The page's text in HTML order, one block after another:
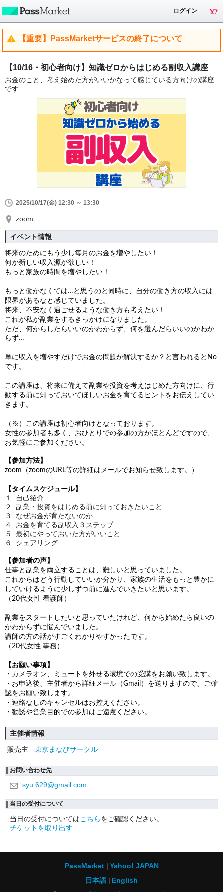
ログイン
【重要】PassMarketサービスの終了について
【10/16・初心者向け】知識ゼロからはじめる副収入講座
お金のこと、考え始めた方がいいかなって感じている方向けの講座
です
2025/10/17(金) 12:30 ～ 13:30
zoom
イベント情報
将来のためにもう少し毎月のお金を増やしたい！
何か新しい収入源が欲しい！
もっと家族の時間を増やしたい！
もっと働かなくては…と思うのと同時に、自分の働き方の収入には
限界があるなと感じていました。
将来、不安なく過ごせるような働き方も考えたい！
これが私が副業をするきっかけになりました。
ただ、何からしたらいいのかわからず、何を選んだらいいのかわか
らず…
単に収入を増やすだけでお金の問題が解決するか？と言われるとNo
です。
この講座は、将来に備えて副業や投資を考えはじめた方向けに、行
動する前に知っておいてほしいお金を育てるヒントをお伝えしてい
きます。
（※）この講座は初心者向けとなっております。
女性の参加者も多く、おひとりでの参加の方がほとんどですので、
お気軽にご参加ください。
【参加方法】
zoom（zoomのURL等の詳細はメールでお知らせ致します。）
【タイムスケジュール】
１. 自己紹介
２. 副業・投資をはじめる前に知っておきたいこと
３. なぜお金が育たないのか
４. お金を育てる副収入３ステップ
５. 最初にやっておいた方がいいこと
６. シェアリング
【参加者の声】
仕事と副業を両立することは、難しいと思っていました。
これからはどう行動していいか分かり、家族の生活をもっと豊かに
していけるように少しずつ前に進んでいきたいと思います。
（20代女性 看護師）
副業をスタートしたいと思っていたけれど、何から始めたら良いの
かわからずに悩んでいました。
講師の方の話がすごくわかりやすかったです。
（20代女性 事務）
【お願い事項】
・カメラオン、ミュートを外せる環境での受講をお願い致します。
・お申込後、主催者から詳細メール（Gmail）を送りますので、ご確
認をお願い致します。
・連絡なしのキャンセルはお控えください。
・勧誘や営業目的での参加はご遠慮ください。
主催者情報
販売主
東京まなびサークル
お問い合わせ先
syu.629@gmail.com
当日の受付について
当日の受付についてはこちらをご確認ください。
チケットを取り出す
PassMarket
Yahoo! JAPAN
日本語
English